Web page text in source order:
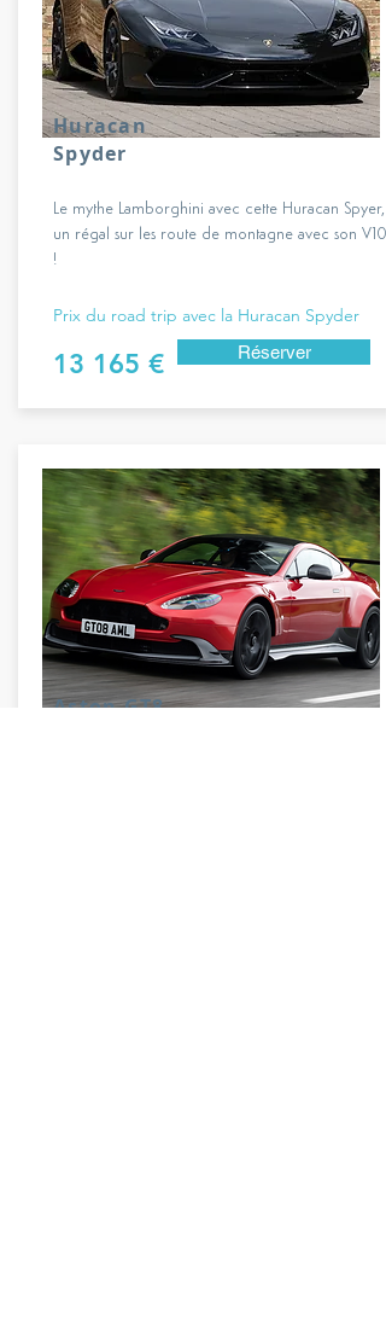
Le mythe Lamborghini avec cette Huracan Spyer,
un régal sur les route de montagne avec son V10
!
Huracan
Spyder
Prix du road trip avec la Huracan Spyder
13 165 € Réserver
Aston GT8